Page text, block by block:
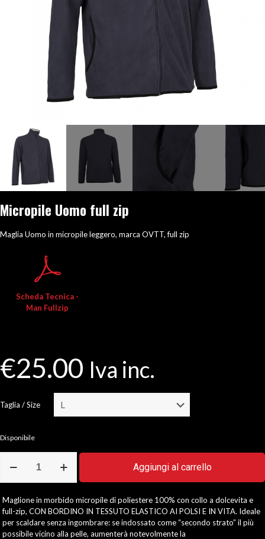
Micropile Uomo full zip
Maglia Uomo in micropile leggero, marca OVTT, full zip
Scheda Tecnica -
Man Fullzip
€25.00 Iva inc.
Taglia / Size
Disponibile
Uomo
quantità
Aggiungi al carrello
Maglione in morbido micropile di poliestere 100% con collo a dolcevita e
full-zip, CON BORDINO IN TESSUTO ELASTICO AI POLSI E IN VITA. Ideale
per scaldare senza ingombrare: se indossato come “secondo strato” il più
possibile vicino alla pelle, aumenterà notevolmente la